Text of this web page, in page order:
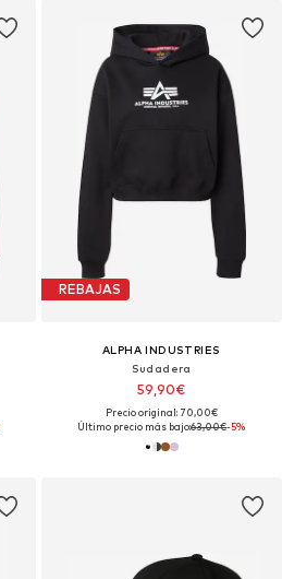
REBAJAS
ALPHA INDUSTRIES
Sudadera
59,90€
Precio original: 70,00€
Último precio más bajo:63,00€-5%